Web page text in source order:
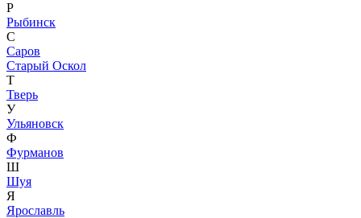
Р
Рыбинск
С
Саров
Старый Оскол
Т
Тверь
У
Ульяновск
Ф
Фурманов
Ш
Шуя
Я
Ярославль